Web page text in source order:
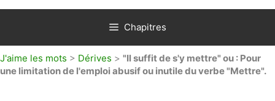
Chapitres
J'aime les mots > Dérives > "Il suffit de s'y mettre" ou : Pour
une limitation de l'emploi abusif ou inutile du verbe "Mettre".